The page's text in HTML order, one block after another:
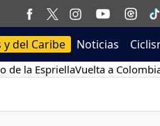
del Caribe Noticias
de la EspriellaVuelta a